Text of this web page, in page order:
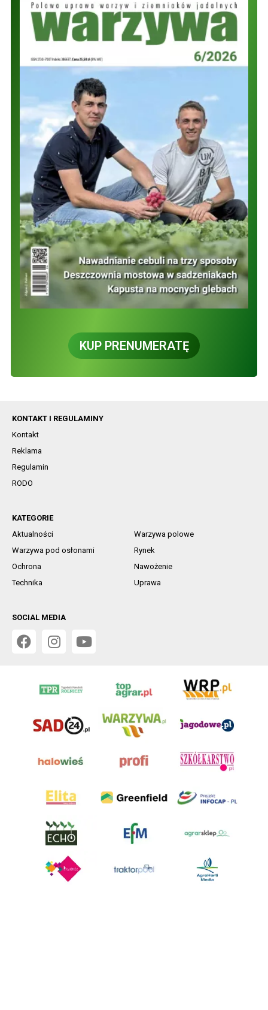
KUP PRENUMERATĘ
KONTAKT I REGULAMINY
Kontakt
Reklama
Regulamin
RODO
KATEGORIE
Aktualności
Warzywa polowe
Warzywa pod osłonami
Rynek
Ochrona
Nawożenie
Technika
Uprawa
SOCIAL MEDIA